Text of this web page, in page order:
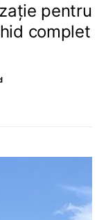
pentru
complet